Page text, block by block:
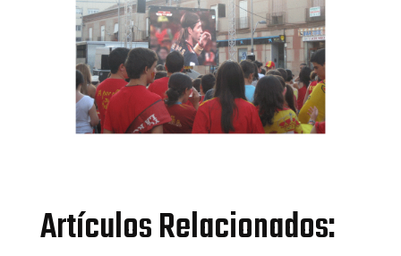
Artículos Relacionados: